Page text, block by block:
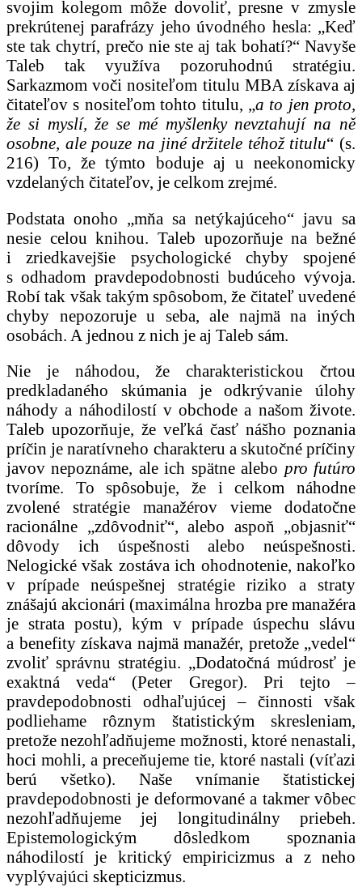
svojim kolegom môže dovoliť, presne v zmysle
prekrútenej parafrázy jeho úvodného hesla: „Keď
ste tak chytrí, prečo nie ste aj tak bohatí?“ Navyše
Taleb tak využíva pozoruhodnú stratégiu.
Sarkazmom voči nositeľom titulu MBA získava aj
čitateľov s nositeľom tohto titulu, „a to jen proto,
že si myslí, že se mé myšlenky nevztahují na ně
osobne, ale pouze na jiné držitele téhož titulu“ (s.
216) To, že týmto boduje aj u neekonomicky
vzdelaných čitateľov, je celkom zrejmé.
Podstata onoho „mňa sa netýkajúceho“ javu sa
nesie celou knihou. Taleb upozorňuje na bežné
i zriedkavejšie psychologické chyby spojené
s odhadom pravdepodobnosti budúceho vývoja.
Robí tak však takým spôsobom, že čitateľ uvedené
chyby nepozoruje u seba, ale najmä na iných
osobách. A jednou z nich je aj Taleb sám.
Nie je náhodou, že charakteristickou črtou
predkladaného skúmania je odkrývanie úlohy
náhody a náhodilostí v obchode a našom živote.
Taleb upozorňuje, že veľká časť nášho poznania
príčin je naratívneho charakteru a skutočné príčiny
javov nepoznáme, ale ich spätne alebo pro futúro
tvoríme. To spôsobuje, že i celkom náhodne
zvolené stratégie manažérov vieme dodatočne
racionálne „zdôvodniť“, alebo aspoň „objasniť“
dôvody ich úspešnosti alebo neúspešnosti.
Nelogické však zostáva ich ohodnotenie, nakoľko
v prípade neúspešnej stratégie riziko a straty
znášajú akcionári (maximálna hrozba pre manažéra
je strata postu), kým v prípade úspechu slávu
a benefity získava najmä manažér, pretože „vedel“
zvoliť správnu stratégiu. „Dodatočná múdrosť je
exaktná veda“ (Peter Gregor). Pri tejto –
pravdepodobnosti odhaľujúcej – činnosti však
podliehame rôznym štatistickým skresleniam,
pretože nezohľadňujeme možnosti, ktoré nenastali,
hoci mohli, a preceňujeme tie, ktoré nastali (víťazi
berú všetko). Naše vnímanie štatistickej
pravdepodobnosti je deformované a takmer vôbec
nezohľadňujeme jej longitudinálny priebeh.
Epistemologickým dôsledkom spoznania
náhodilostí je kritický empiricizmus a z neho
vyplývajúci skepticizmus.